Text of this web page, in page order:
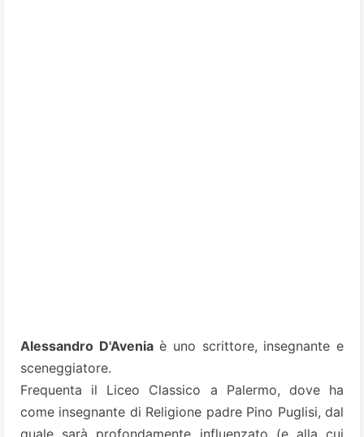
Alessandro D'Aveniaè uno scrittore, insegnante e
sceneggiatore.
Frequenta il Liceo Classico a Palermo, dove ha
come insegnante di Religione padre Pino Puglisi, dal
quale sarà profondamente influenzato (e alla cui